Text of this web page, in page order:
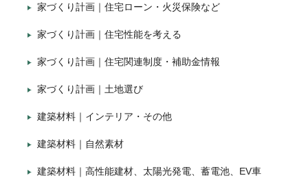
家づくり計画｜住宅ローン・火災保険など
家づくり計画｜住宅性能を考える
家づくり計画｜住宅関連制度・補助金情報
家づくり計画｜土地選び
建築材料｜インテリア・その他
建築材料｜自然素材
建築材料｜高性能建材、太陽光発電、蓄電池、EV車